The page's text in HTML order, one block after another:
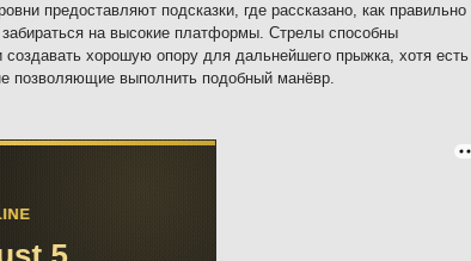
предоставляют подсказки, где рассказано, как правильно
забираться на высокие платформы. Стрелы способны
создавать хорошую опору для дальнейшего прыжка, хотя есть
позволяющие выполнить подобный манёвр.